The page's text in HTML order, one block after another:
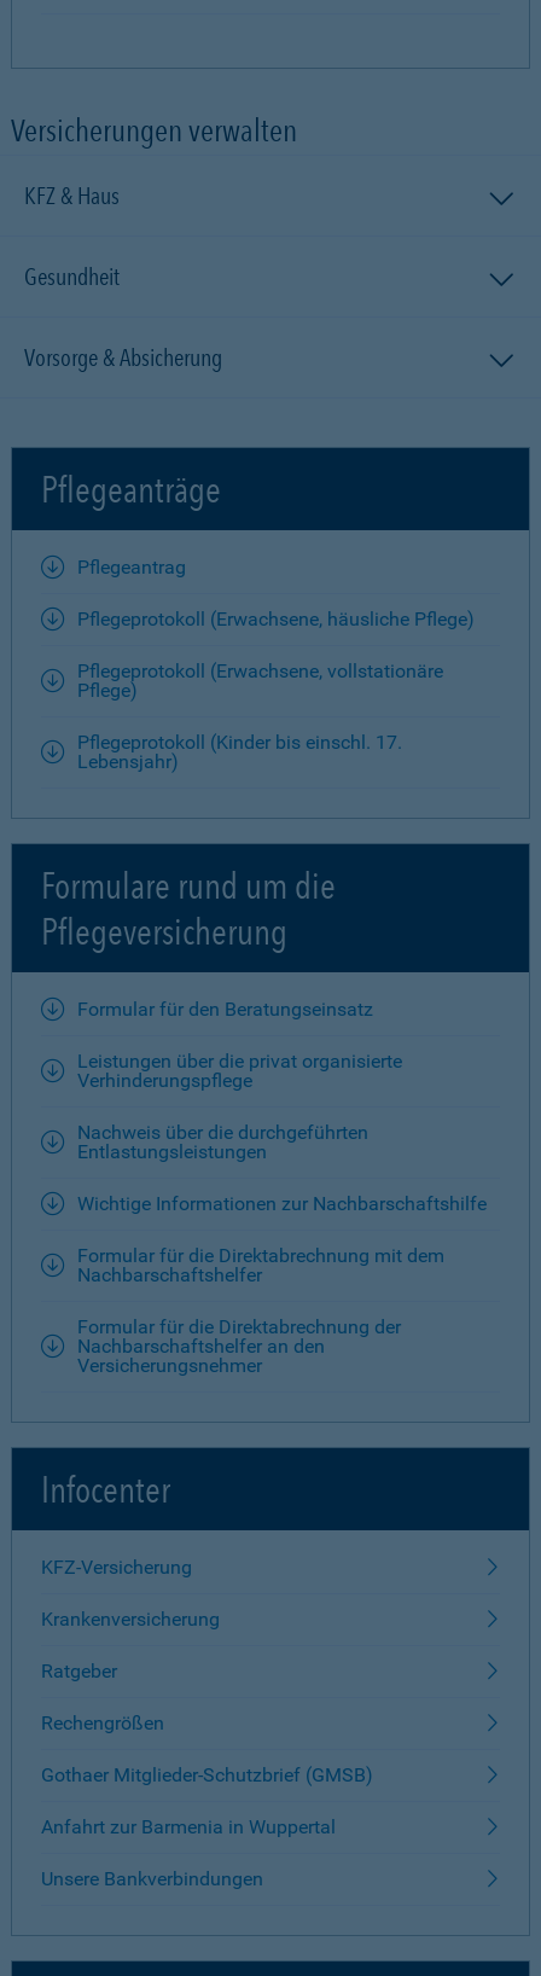
Versicherungen verwalten
KFZ & Haus
Gesundheit
Vorsorge & Absicherung
Pflegeanträge
Pflegeantrag
Pflegeprotokoll (Erwachsene, häusliche Pflege)
Pflegeprotokoll (Erwachsene, vollstationäre
Pflege)
Pflegeprotokoll (Kinder bis einschl. 17.
Lebensjahr)
Formulare rund um die
Pflegeversicherung
Formular für den Beratungseinsatz
Leistungen über die privat organisierte
Verhinderungspflege
Nachweis über die durchgeführten
Entlastungsleistungen
Wichtige Informationen zur Nachbarschaftshilfe
Formular für die Direktabrechnung mit dem
Nachbarschaftshelfer
Formular für die Direktabrechnung der
Nachbarschaftshelfer an den
Versicherungsnehmer
Infocenter
KFZ-Versicherung
Krankenversicherung
Ratgeber
Rechengrößen
Gothaer Mitglieder-Schutzbrief (GMSB)
Anfahrt zur Barmenia in Wuppertal
Unsere Bankverbindungen